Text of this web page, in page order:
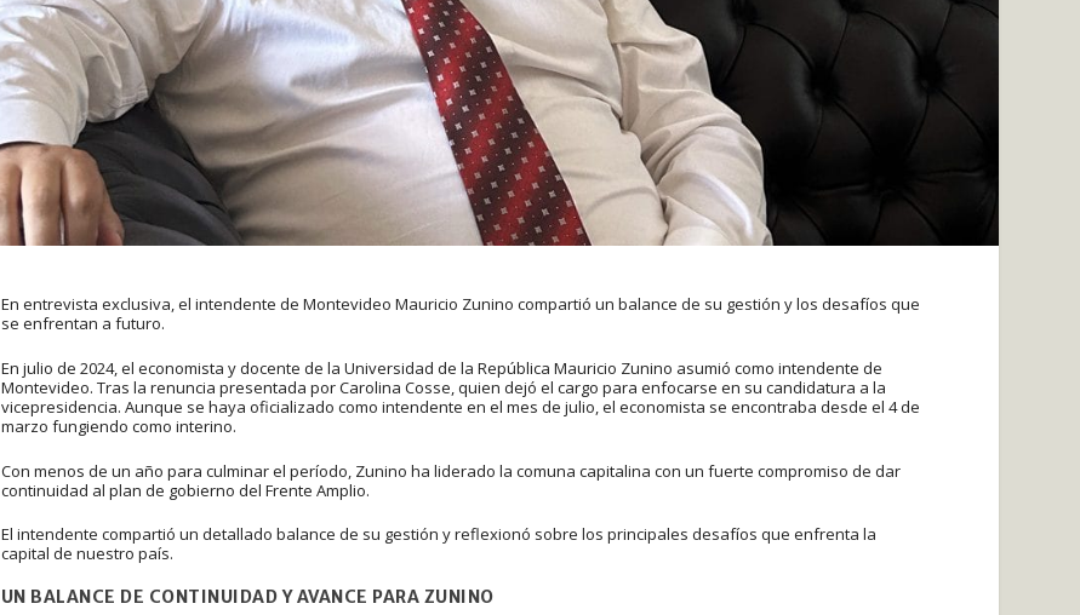
En entrevista exclusiva,el intendente de Montevideo Mauricio Zunino compartió un balance de su gestión y los desafíos que
se enfrentan a futuro.
En julio de 2024, el economista y docente de la Universidad de la República Mauricio Zunino asumió como intendente de
Montevideo. Tras la renuncia presentada por Carolina Cosse, quien dejó el cargo para enfocarse en su candidatura a la
vicepresidencia. Aunque se haya oficializado como intendente en el mes de julio, el economista se encontraba desde el 4 de
marzo fungiendo como interino.
Con menos de un año para culminar el período, Zunino ha liderado la comuna capitalina con un fuerte compromiso de dar
continuidad al plan de gobierno del Frente Amplio.
El intendente compartió un detallado balance de su gestión y reflexionó sobre los principales desafíos que enfrenta la
capital de nuestro país.
UN BALANCE DE CONTINUIDAD Y AVANCE PARA ZUNINO